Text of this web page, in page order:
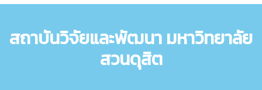
สถาบันวิจัยและพัฒนา มหาวิทยาลัย
สวนดุสิต